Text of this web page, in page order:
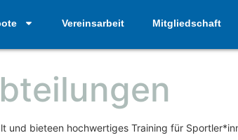
Vereinsarbeit Mitgliedschaft
und bieteen hochwertiges Training für